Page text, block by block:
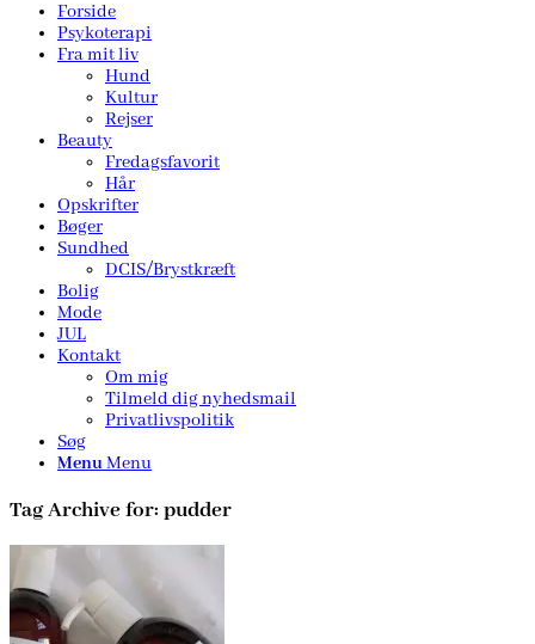
Forside
Psykoterapi
Fra mit liv
Hund
Kultur
Rejser
Beauty
Fredagsfavorit
Hår
Opskrifter
Bøger
Sundhed
DCIS/Brystkræft
Bolig
Mode
JUL
Kontakt
Om mig
Tilmeld dig nyhedsmail
Privatlivspolitik
Søg
MenuMenu
Tag Archive for: pudder